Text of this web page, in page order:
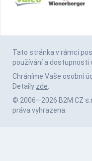
Tato stránka v rámci
používání a dostupnosti
Chráníme Vaše osobní
Detaily zde.
© 2006—2026 B2M.CZ
práva vyhrazena.